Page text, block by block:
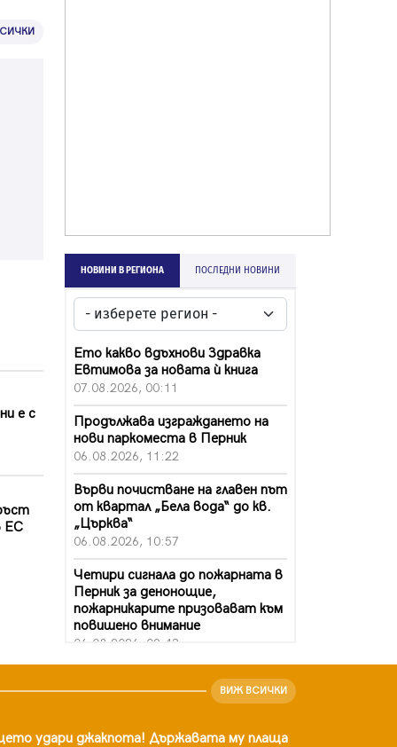
е с
ЕС
НОВИНИ В РЕГИОНА ПОСЛЕДНИ НОВИНИ
Ето какво вдъхнови Здравка
Евтимова за новата ѝ книга
07.08.2026, 00:11
Продължава изграждането на
нови паркоместа в Перник
06.08.2026, 11:22
Върви почистване на главен път
от квартал „Бела вода“ до кв.
„Църква“
06.08.2026, 10:57
Четири сигнала до пожарната в
Перник за денонощие,
пожарникарите призовават към
повишено внимание
06.08.2026, 09:43
Много заразен вирус върлува в
Перник
ВИЖ ВСИЧКИ
удари джакпота! Държавата му плаща